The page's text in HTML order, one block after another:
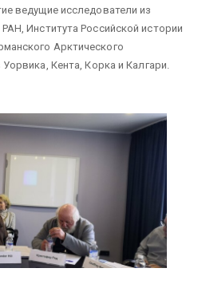
ведущие исследователи из
Института Российской истории
Арктического
Кента, Корка и Калгари.